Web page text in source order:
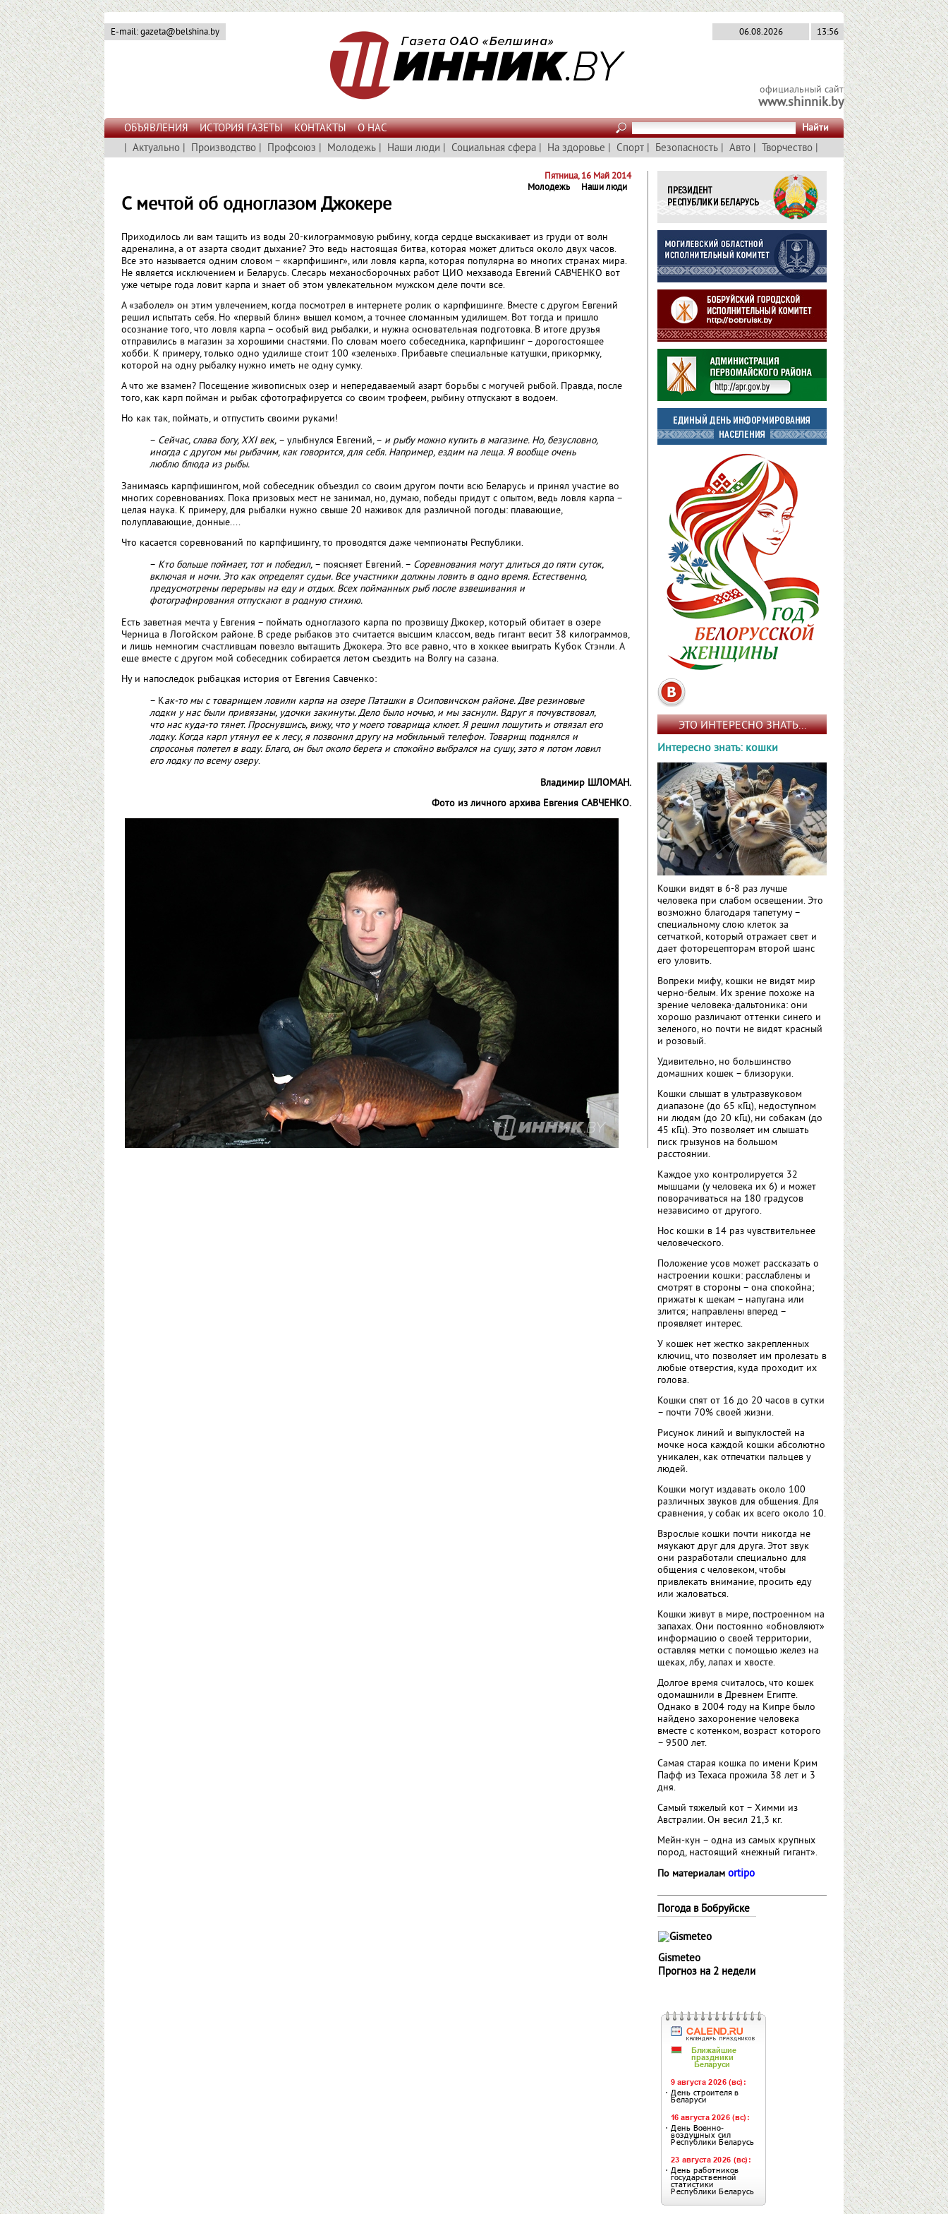
E-mail: gazeta@belshina.by 13:56
06.08.2026
официальный сайт
www.shinnik.by
ОБЪЯВЛЕНИЯ ИСТОРИЯ ГАЗЕТЫ КОНТАКТЫ О НАС Найти
| Актуально | Производство | Профсоюз | Молодежь | Наши люди | Социальная сфера | На здоровье | Спорт | Безопасность | Авто | Творчество |
Пятница, 16 Май 2014
Молодежь
Наши люди
С мечтой об одноглазом Джокере
Приходилось ли вам тащить из воды 20-килограммовую рыбину, когда сердце выскакивает из груди от волн
адреналина, а от азарта сводит дыхание? Это ведь настоящая битва, которая может длиться около двух часов.
Все это называется одним словом – «карпфишинг», или ловля карпа, которая популярна во многих странах мира.
Не является исключением и Беларусь. Слесарь механосборочных работ ЦИО мехзавода Евгений САВЧЕНКО вот
уже четыре года ловит карпа и знает об этом увлекательном мужском деле почти все.
А «заболел» он этим увлечением, когда посмотрел в интернете ролик о карпфишинге. Вместе с другом Евгений
решил испытать себя. Но «первый блин» вышел комом, а точнее сломанным удилищем. Вот тогда и пришло
осознание того, что ловля карпа – особый вид рыбалки, и нужна основательная подготовка. В итоге друзья
отправились в магазин за хорошими снастями. По словам моего собеседника, карпфишинг – дорогостоящее
хобби. К примеру, только одно удилище стоит 100 «зеленых». Прибавьте специальные катушки, прикормку,
которой на одну рыбалку нужно иметь не одну сумку.
А что же взамен? Посещение живописных озер и непередаваемый азарт борьбы с могучей рыбой. Правда, после
того, как карп пойман и рыбак сфотографируется со своим трофеем, рыбину отпускают в водоем.
Но как так, поймать, и отпустить своими руками!
– Сейчас, слава богу, XXI век, – улыбнулся Евгений, – и рыбу можно купить в магазине. Но, безусловно,
иногда с другом мы рыбачим, как говорится, для себя. Например, ездим на леща. Я вообще очень
люблю блюда из рыбы.
Занимаясь карпфишингом, мой собеседник объездил со своим другом почти всю Беларусь и принял участие во
многих соревнованиях. Пока призовых мест не занимал, но, думаю, победы придут с опытом, ведь ловля карпа –
целая наука. К примеру, для рыбалки нужно свыше 20 наживок для различной погоды: плавающие,
полуплавающие, донные....
Что касается соревнований по карпфишингу, то проводятся даже чемпионаты Республики.
– Кто больше поймает, тот и победил, – поясняет Евгений. – Соревнования могут длиться до пяти суток,
включая и ночи. Это как определят судьи. Все участники должны ловить в одно время. Естественно,
предусмотрены перерывы на еду и отдых. Всех пойманных рыб после взвешивания и
фотографирования отпускают в родную стихию.
Есть заветная мечта у Евгения – поймать одноглазого карпа по прозвищу Джокер, который обитает в озере
Черница в Логойском районе. В среде рыбаков это считается высшим классом, ведь гигант весит 38 килограммов,
и лишь немногим счастливцам повезло вытащить Джокера. Это все равно, что в хоккее выиграть Кубок Стэнли. А
еще вместе с другом мой собеседник собирается летом съездить на Волгу на сазана.
Ну и напоследок рыбацкая история от Евгения Савченко:
– Как-то мы с товарищем ловили карпа на озере Паташки в Осиповичском районе. Две резиновые
лодки у нас были привязаны, удочки закинуты. Дело было ночью, и мы заснули. Вдруг я почувствовал,
что нас куда-то тянет. Проснувшись, вижу, что у моего товарища клюет. Я решил пошутить и отвязал его
лодку. Когда карп утянул ее к лесу, я позвонил другу на мобильный телефон. Товарищ поднялся и
спросонья полетел в воду. Благо, он был около берега и спокойно выбрался на сушу, зато я потом ловил
его лодку по всему озеру.
Владимир ШЛОМАН.
Фото из личного архива Евгения САВЧЕНКО.
ЭТО ИНТЕРЕСНО ЗНАТЬ...
Интересно знать: кошки
Кошки видят в 6-8 раз лучше
человека при слабом освещении. Это
возможно благодаря тапетуму –
специальному слою клеток за
сетчаткой, который отражает свет и
дает фоторецепторам второй шанс
его уловить.
Вопреки мифу, кошки не видят мир
черно-белым. Их зрение похоже на
зрение человека-дальтоника: они
хорошо различают оттенки синего и
зеленого, но почти не видят красный
и розовый.
Удивительно, но большинство
домашних кошек – близоруки.
Кошки слышат в ультразвуковом
диапазоне (до 65 кГц), недоступном
ни людям (до 20 кГц), ни собакам (до
45 кГц). Это позволяет им слышать
писк грызунов на большом
расстоянии.
Каждое ухо контролируется 32
мышцами (у человека их 6) и может
поворачиваться на 180 градусов
независимо от другого.
Нос кошки в 14 раз чувствительнее
человеческого.
Положение усов может рассказать о
настроении кошки: расслаблены и
смотрят в стороны – она спокойна;
прижаты к щекам – напугана или
злится; направлены вперед –
проявляет интерес.
У кошек нет жестко закрепленных
ключиц, что позволяет им пролезать в
любые отверстия, куда проходит их
голова.
Кошки спят от 16 до 20 часов в сутки
– почти 70% своей жизни.
Рисунок линий и выпуклостей на
мочке носа каждой кошки абсолютно
уникален, как отпечатки пальцев у
людей.
Кошки могут издавать около 100
различных звуков для общения. Для
сравнения, у собак их всего около 10.
Взрослые кошки почти никогда не
мяукают друг для друга. Этот звук
они разработали специально для
общения с человеком, чтобы
привлекать внимание, просить еду
или жаловаться.
Кошки живут в мире, построенном на
запахах. Они постоянно «обновляют»
информацию о своей территории,
оставляя метки с помощью желез на
щеках, лбу, лапах и хвосте.
Долгое время считалось, что кошек
одомашнили в Древнем Египте.
Однако в 2004 году на Кипре было
найдено захоронение человека
вместе с котенком, возраст которого
– 9500 лет.
Самая старая кошка по имени Крим
Пафф из Техаса прожила 38 лет и 3
дня.
Самый тяжелый кот – Химми из
Австралии. Он весил 21,3 кг.
Мейн-кун – одна из самых крупных
пород, настоящий «нежный гигант».
По материалам ortipo
Погода в Бобруйске
Gismeteo
Прогноз на 2 недели